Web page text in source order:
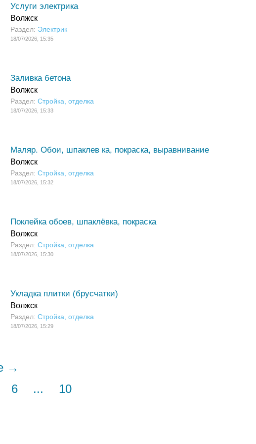
Услуги электрика
Волжск
Раздел: Электрик
18/07/2026, 15:35
Заливка бетона
Волжск
Раздел: Стройка, отделка
18/07/2026, 15:33
Маляр. Обои, шпаклев ка, покраска, выравнивание
Волжск
Раздел: Стройка, отделка
18/07/2026, 15:32
Поклейка обоев, шпаклёвка, покраска
Волжск
Раздел: Стройка, отделка
18/07/2026, 15:30
Укладка плитки (брусчатки)
Волжск
Раздел: Стройка, отделка
18/07/2026, 15:29
→
6 ... 10